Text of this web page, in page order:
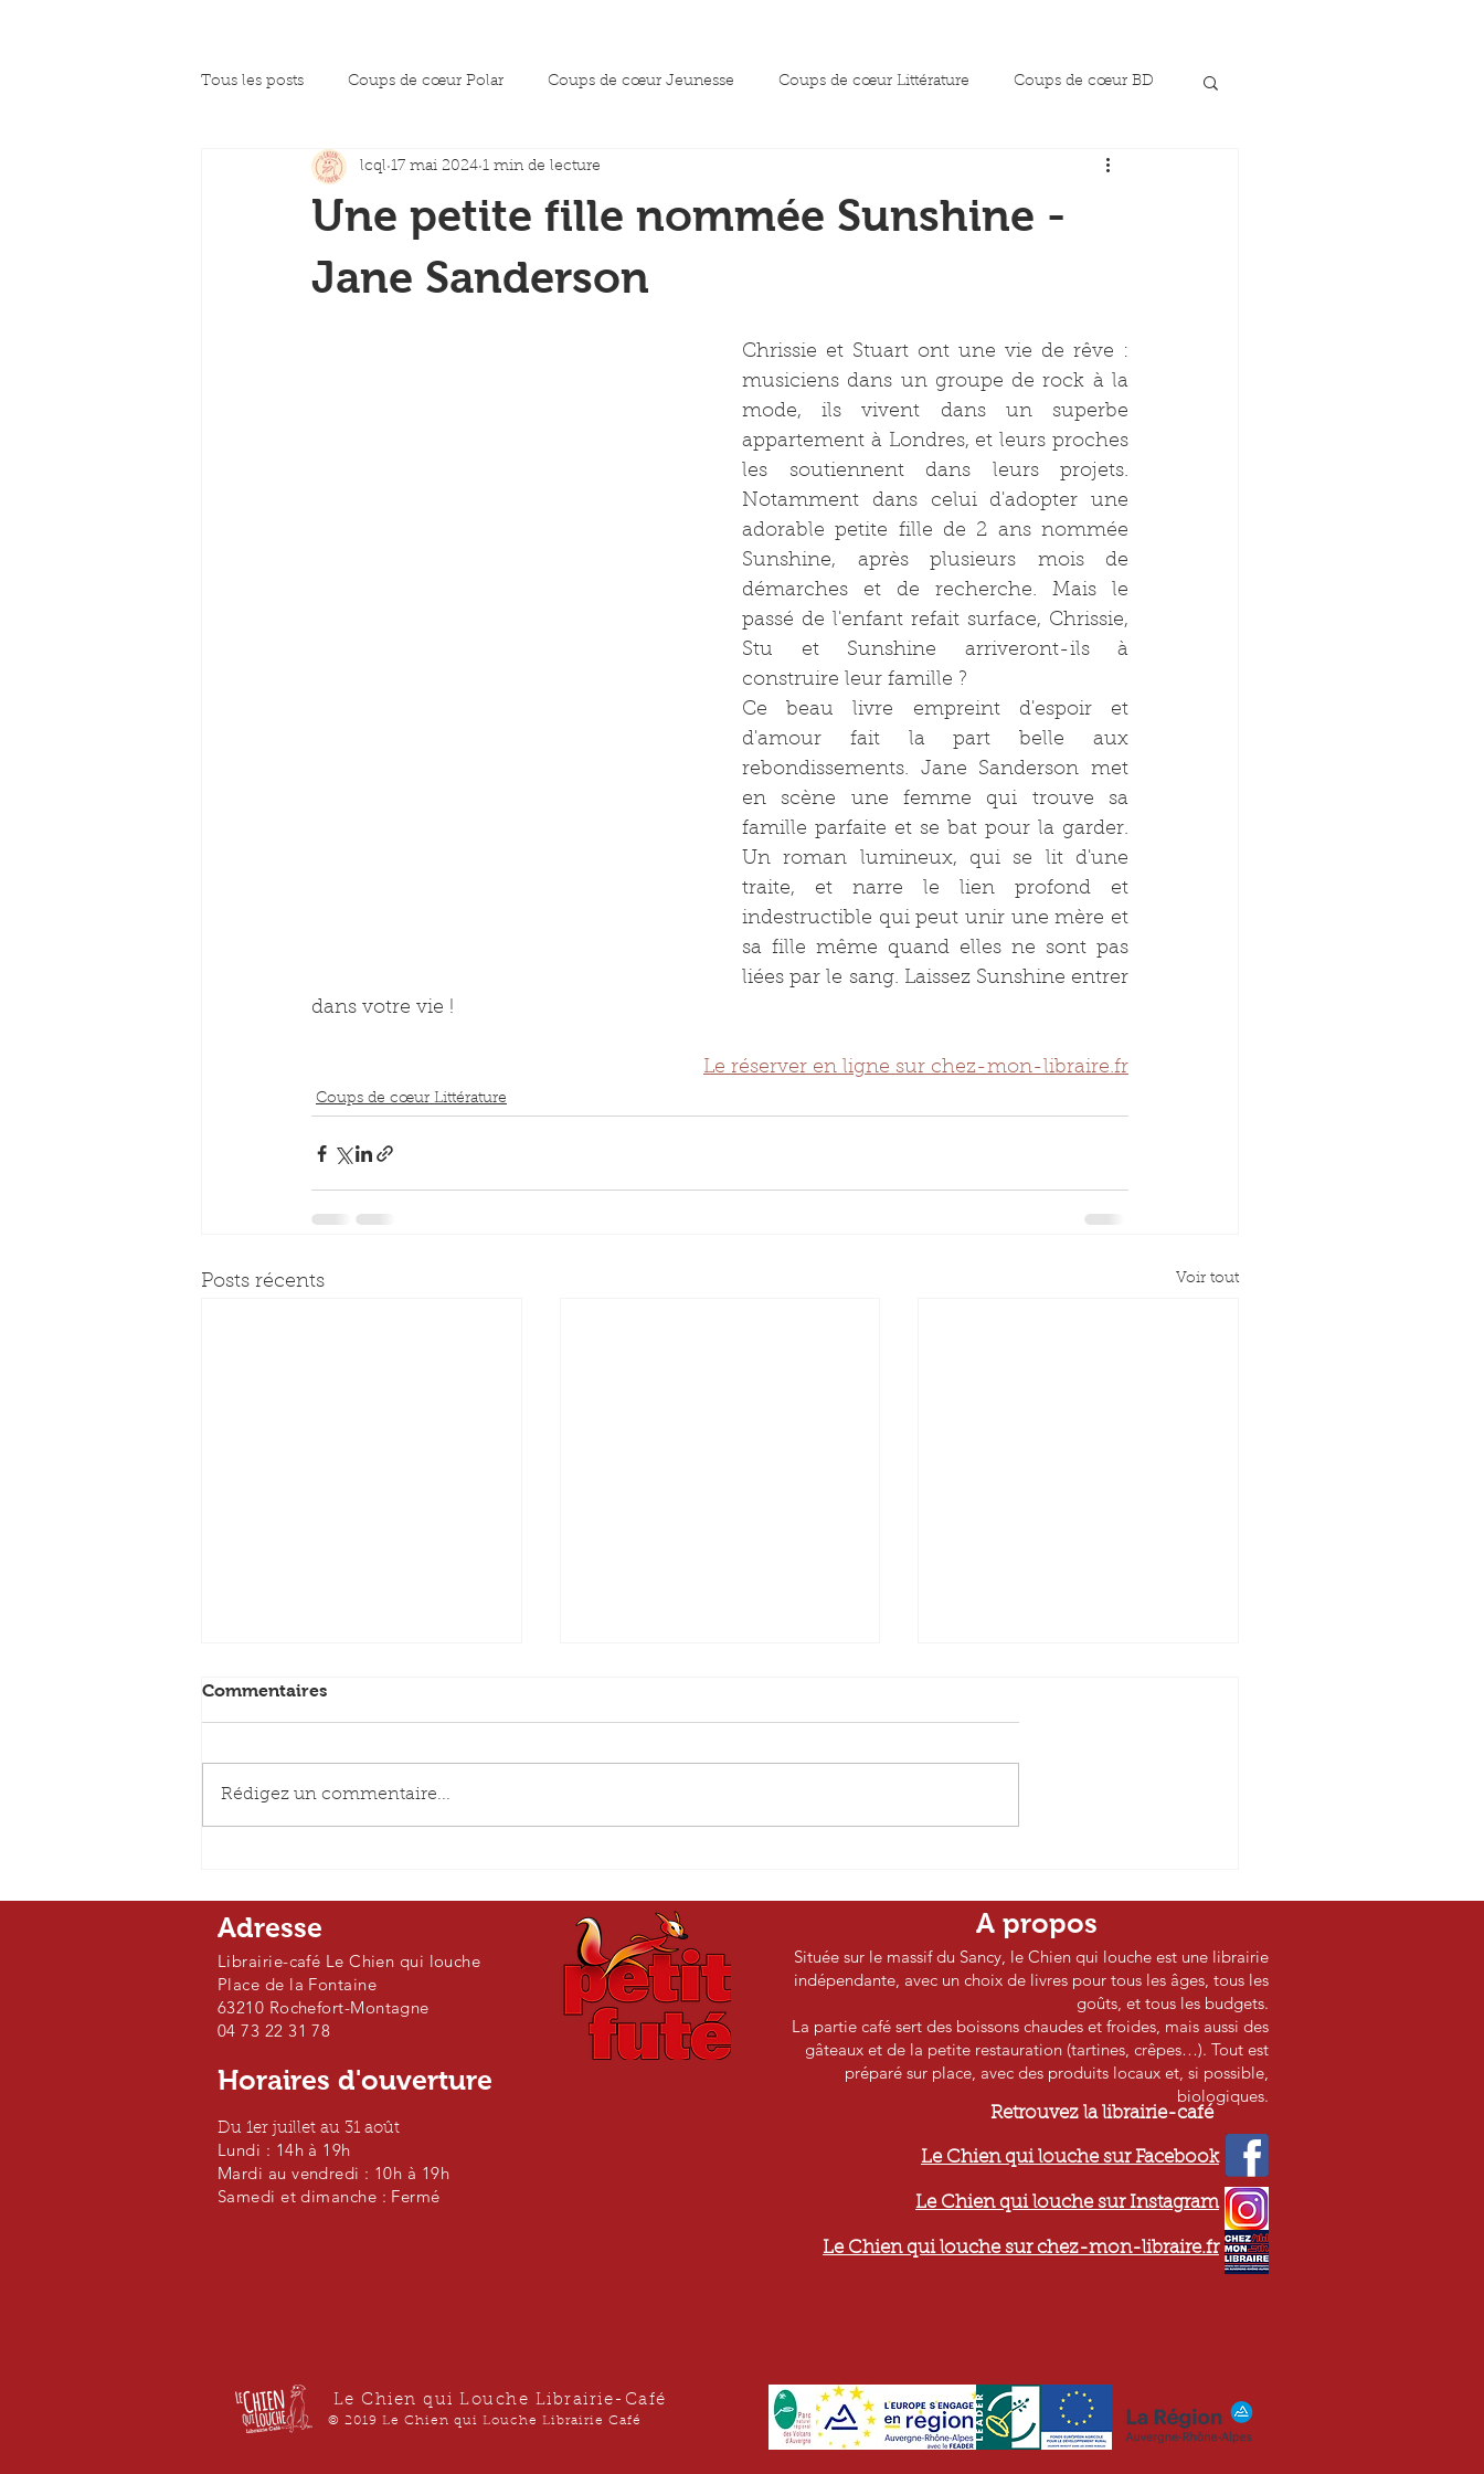
Tous les posts Coups de cœur Polar Coups de cœur Jeunesse Coups de cœur Littérature Coups de cœur BD
La presse en parle Coup de coeur essai
Une petite fille nommée Sunshine -
Jane Sanderson
lcql 17 mai 2024 1 min de lecture
Chrissie et Stuart ont une vie de rêve :
musiciens dans un groupe de rock à la
mode, ils vivent dans un superbe
appartement à Londres, et leurs proches
les soutiennent dans leurs projets.
Notamment dans celui d'adopter une
adorable petite fille de 2 ans nommée
Sunshine, après plusieurs mois de
démarches et de recherche. Mais le
passé de l'enfant refait surface, Chrissie,
Stu et Sunshine arriveront-ils à
construire leur famille ?
Ce beau livre empreint d'espoir et
d'amour fait la part belle aux
rebondissements. Jane Sanderson met
en scène une femme qui trouve sa
famille parfaite et se bat pour la garder.
Un roman lumineux, qui se lit d'une
traite, et narre le lien profond et
indestructible qui peut unir une mère et
sa fille même quand elles ne sont pas
liées par le sang. Laissez Sunshine entrer
dans votre vie !
Le réserver en ligne sur chez-mon-libraire.fr
Coups de cœur Littérature
Posts récents Voir tout
Commentaires
Rédigez un commentaire...
Adresse
Librairie-café Le Chien qui louche
Place de la Fontaine
63210 Rochefort-Montagne
04 73 22 31 78
Du 1er juillet au 31 août
Lundi : 14h à 19h
Mardi au vendredi : 10h à 19h
Samedi et dimanche : Fermé
Horaires d'ouverture
A propos
Le Chien qui Louche Librairie-Café
© 2019 Le Chien qui Louche Librairie Café
Située sur le massif du Sancy, le Chien qui louche est une librairie
indépendante, avec un choix de livres pour tous les âges, tous les
goûts, et tous les budgets.
La partie café sert des boissons chaudes et froides, mais aussi des
gâteaux et de la petite restauration (tartines, crêpes…). Tout est
préparé sur place, avec des produits locaux et, si possible,
biologiques.
Retrouvez la librairie-café
Le Chien qui louche sur Facebook
Le Chien qui louche sur Instagram
Le Chien qui louche sur chez-mon-libraire.fr